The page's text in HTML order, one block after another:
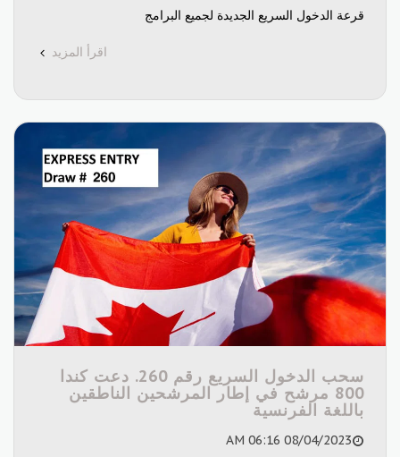
قرعة الدخول السريع الجديدة لجميع البرامج
اقرأ المزيد
سحب الدخول السريع رقم 260. دعت كندا
800 مرشح في إطار المرشحين الناطقين
باللغة الفرنسية
08/04/2023 06:16 AM